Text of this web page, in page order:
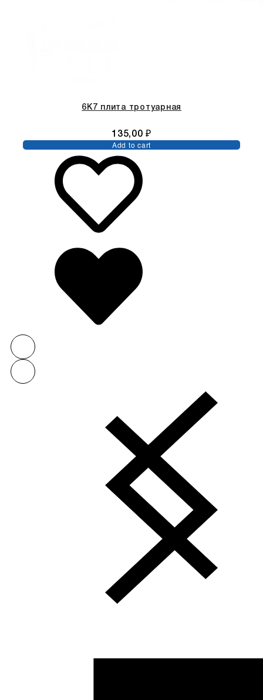
6К7 плита тротуарная
135,00₽
Add to cart